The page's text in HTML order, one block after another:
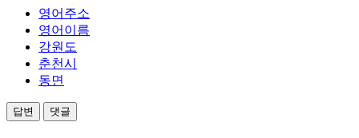
영어주소
영어이름
강원도
춘천시
동면